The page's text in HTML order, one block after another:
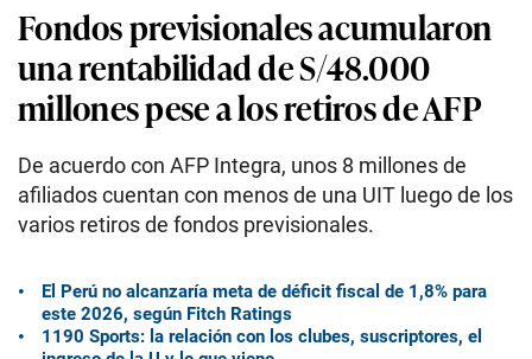
Fondos previsionales acumularon
una rentabilidad de S/48.000
millones pese a los retiros de AFP
De acuerdo con AFP Integra, unos 8 millones de
afiliados cuentan con menos de una UIT luego de los
varios retiros de fondos previsionales.
El Perú no alcanzaría meta de déficit fiscal de 1,8% para
este 2026, según Fitch Ratings
1190 Sports: la relación con los clubes, suscriptores, el